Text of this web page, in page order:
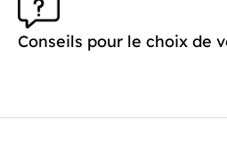
Conseils pour le choix de